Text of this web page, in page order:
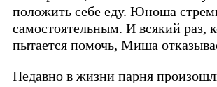
положить себе еду. Юноша
самостоятельным. И всякий раз,
пытается помочь, Миша
Недавно в жизни парня